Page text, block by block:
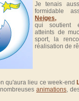
Je tenais
formidable
Neiges,
qui soutient
atteints de
sport, la
réalisation de
qu'aura lieu ce week-end
animations,